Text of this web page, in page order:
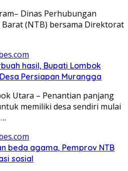
Dinas Perhubungan
(NTB) bersama Direktorat
hasil, Bupati Lombok
Persiapan Murangga
Utara – Penantian panjang
memiliki desa sendiri mulai
beda agama, Pemprov NTB
sosial